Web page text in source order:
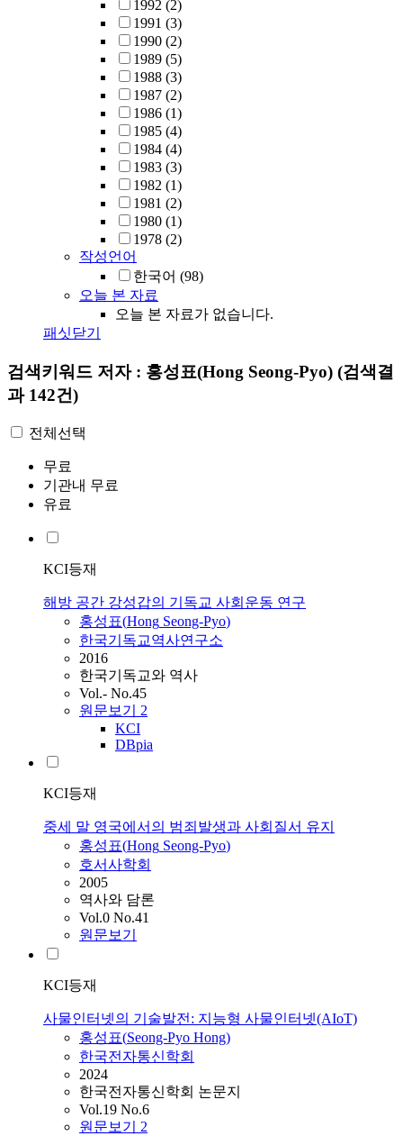
1992 (2)
1991 (3)
1990 (2)
1989 (5)
1988 (3)
1987 (2)
1986 (1)
1985 (4)
1984 (4)
1983 (3)
1982 (1)
1981 (2)
1980 (1)
1978 (2)
작성언어
한국어 (98)
오늘 본 자료
오늘 본 자료가 없습니다.
패싯닫기
검색키워드 저자 : 홍성표(Hong Seong-Pyo) (검색결
과 142건)
전체선택
무료
기관내 무료
유료
KCI등재
해방 공간 강성갑의 기독교 사회운동 연구
홍성표(Hong Seong-Pyo)
한국기독교역사연구소
2016
한국기독교와 역사
Vol.- No.45
원문보기 2
KCI
DBpia
KCI등재
중세 말 영국에서의 범죄발생과 사회질서 유지
홍성표(Hong Seong-Pyo)
호서사학회
2005
역사와 담론
Vol.0 No.41
원문보기
KCI등재
사물인터넷의 기술발전: 지능형 사물인터넷(AIoT)
홍성표(Seong-Pyo Hong)
한국전자통신학회
2024
한국전자통신학회 논문지
Vol.19 No.6
원문보기 2